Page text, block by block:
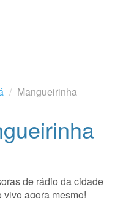
Mangueirinha
de rádio da cidade
agora mesmo!